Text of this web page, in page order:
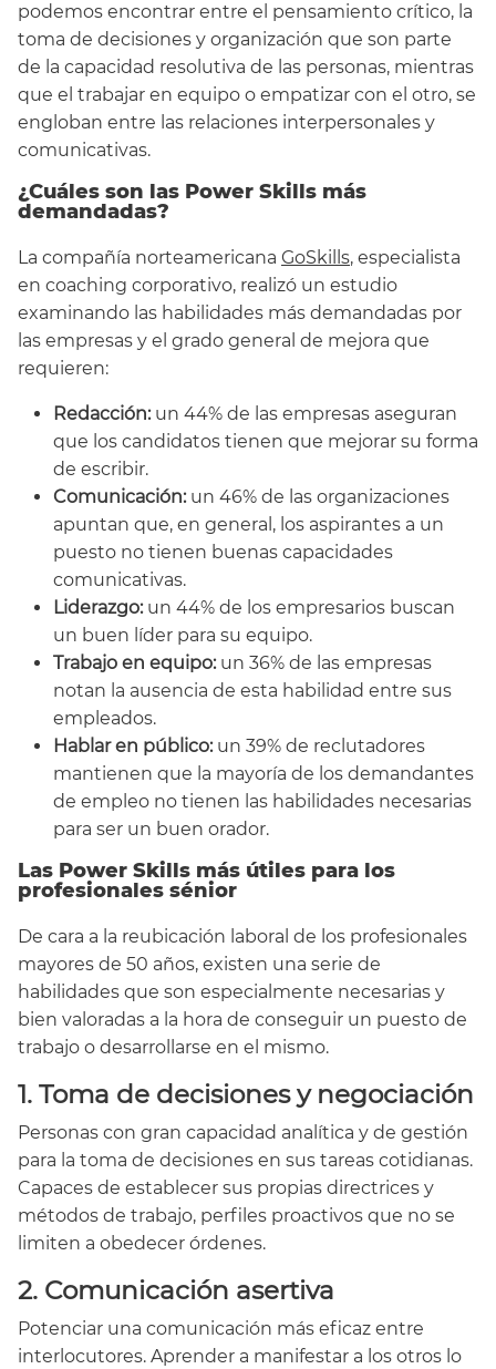
podemos encontrar entre el pensamiento crítico, la
toma de decisiones y organización que son parte
de la capacidad resolutiva de las personas, mientras
que el trabajar en equipo o empatizar con el otro, se
engloban entre las relaciones interpersonales y
comunicativas.
¿Cuáles son las Power Skills más
demandadas?
La compañía norteamericana GoSkills, especialista
en coaching corporativo, realizó un estudio
examinando las habilidades más demandadas por
las empresas y el grado general de mejora que
requieren:
Redacción:un 44% de las empresas aseguran
que los candidatos tienen que mejorar su forma
de escribir.
Comunicación:un 46% de las organizaciones
apuntan que, en general, los aspirantes a un
puesto no tienen buenas capacidades
comunicativas.
Liderazgo:un 44% de los empresarios buscan
un buen líder para su equipo.
Trabajo en equipo:un 36% de las empresas
notan la ausencia de esta habilidad entre sus
empleados.
Hablar en público:un 39% de reclutadores
mantienen que la mayoría de los demandantes
de empleo no tienen las habilidades necesarias
para ser un buen orador.
Las Power Skills más útiles para los
profesionales sénior
De cara a la reubicación laboral de los profesionales
mayores de 50 años, existen una serie de
habilidades que son especialmente necesarias y
bien valoradas a la hora de conseguir un puesto de
trabajo o desarrollarse en el mismo.
1. Toma de decisiones y negociación
Personas con gran capacidad analítica y de gestión
para la toma de decisiones en sus tareas cotidianas.
Capaces de establecer sus propias directrices y
métodos de trabajo, perfiles proactivos que no se
limiten a obedecer órdenes.
2. Comunicación asertiva
Potenciar una comunicación más eficaz entre
interlocutores. Aprender a manifestar a los otros lo